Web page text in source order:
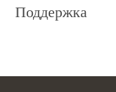
Поддержка